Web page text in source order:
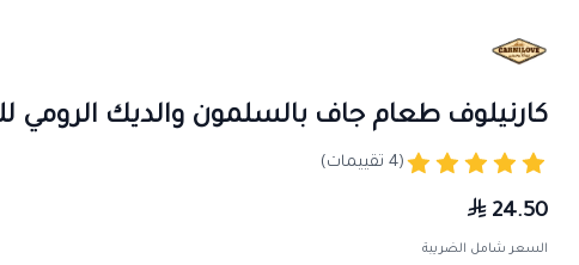
كارنيلوف طعام جاف بالسلمون والديك الرومي
(4 تقييمات)
24.50
السعر شامل الضريبة